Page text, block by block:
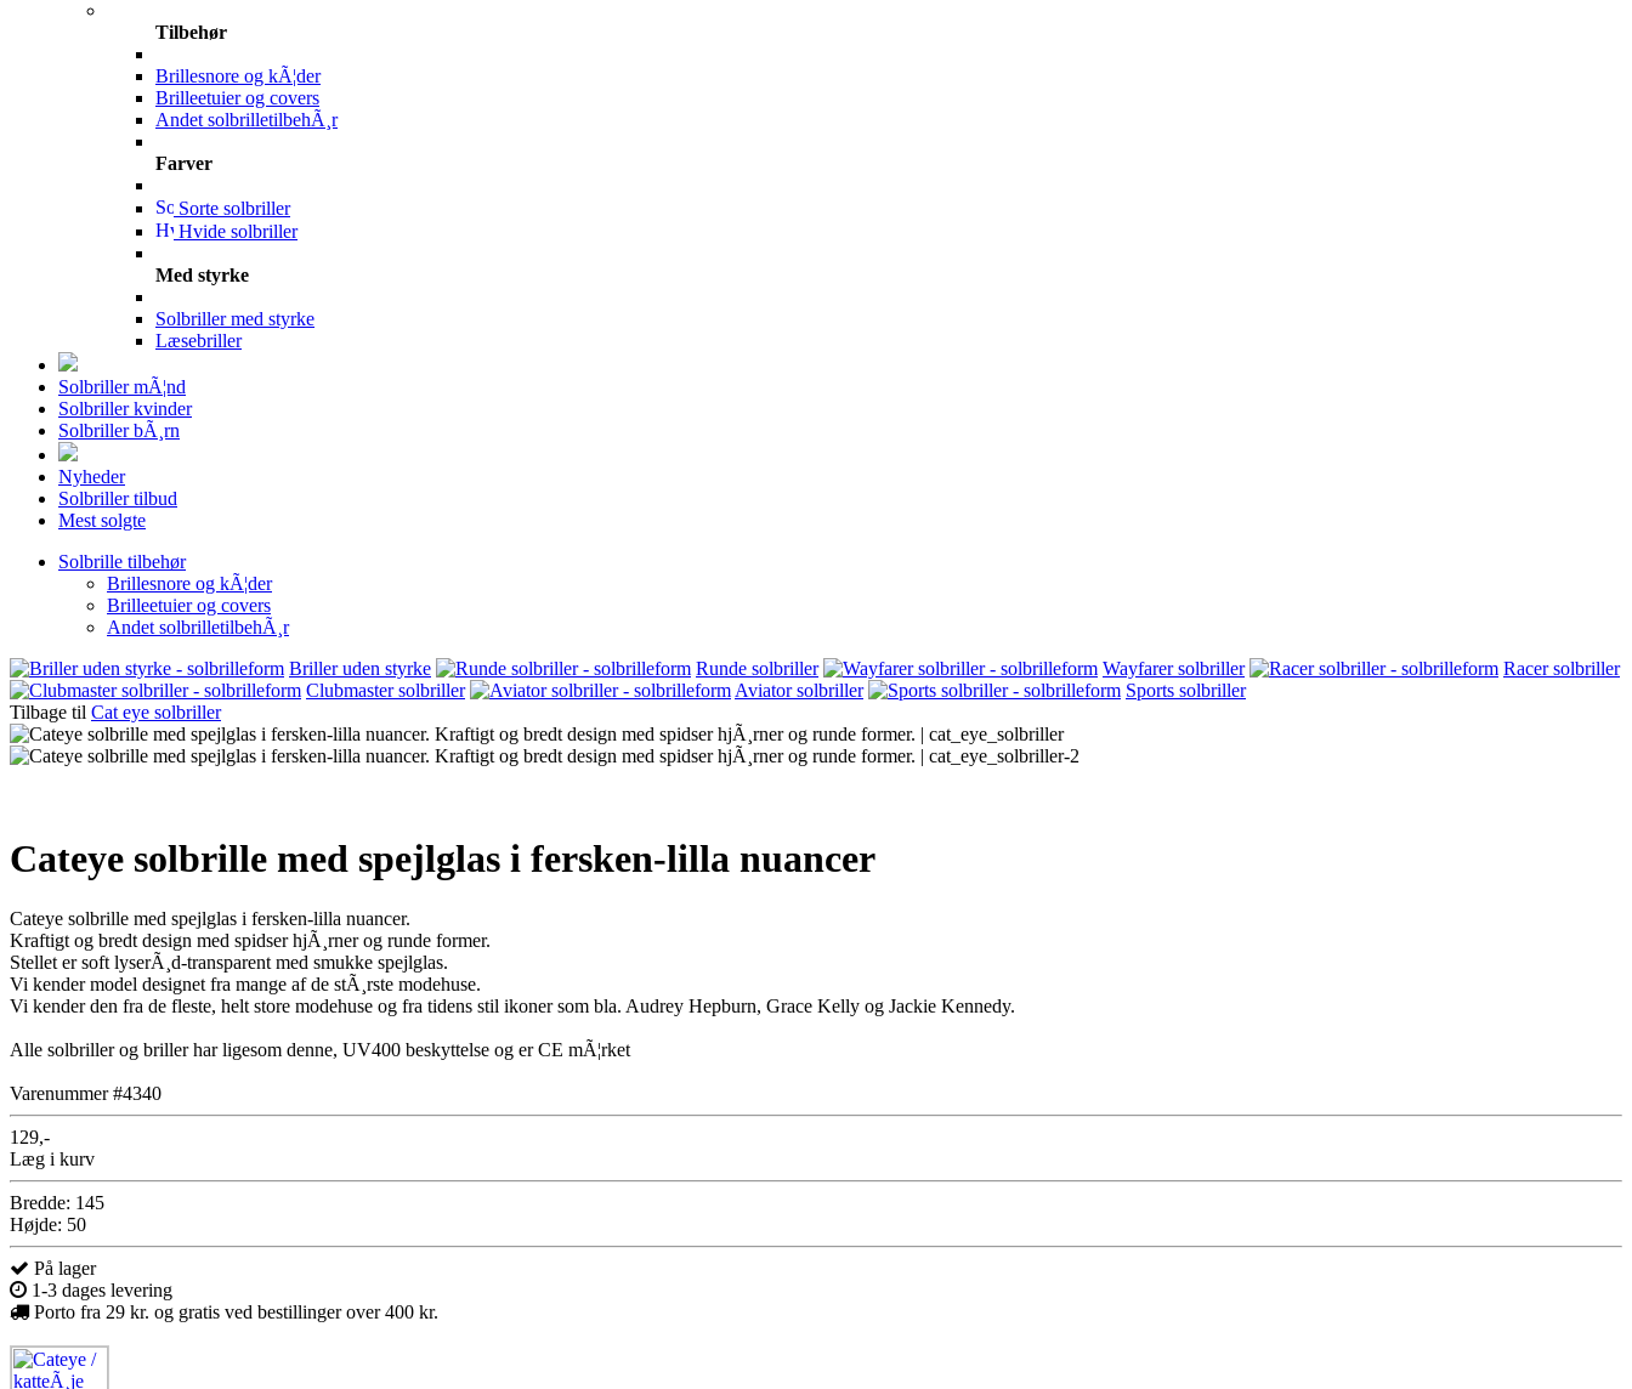
Tilbehør
Brillesnore og kÃ¦der
Brilleetuier og covers
Andet solbrilletilbehÃ¸r
Farver
Sorte solbriller
Hvide solbriller
Med styrke
Solbriller med styrke
Læsebriller
Solbriller mÃ¦nd
Solbriller kvinder
Solbriller bÃ¸rn
Nyheder
Solbriller tilbud
Mest solgte
Solbrille tilbehør
Brillesnore og kÃ¦der
Brilleetuier og covers
Andet solbrilletilbehÃ¸r
Briller uden styrke
Runde solbriller Wayfarer solbriller
Racer solbriller
Clubmaster solbriller
Aviator solbriller
Sports solbriller
Tilbage til Cat eye solbriller
Cateye solbrille med spejlglas i fersken-lilla nuancer
Cateye solbrille med spejlglas i fersken-lilla nuancer.
Kraftigt og bredt design med spidser hjÃ¸rner og runde former.
Stellet er soft lyserÃ¸d-transparent med smukke spejlglas.
Vi kender model designet fra mange af de stÃ¸rste modehuse.
Vi kender den fra de fleste, helt store modehuse og fra tidens stil ikoner som bla. Audrey Hepburn, Grace Kelly og Jackie Kennedy.
Alle solbriller og briller har ligesom denne, UV400 beskyttelse og er CE mÃ¦rket
Varenummer #4340
129,-
Læg i kurv
Bredde: 145
Højde: 50
På lager
1-3 dages levering
Porto fra 29 kr. og gratis ved bestillinger over 400 kr.